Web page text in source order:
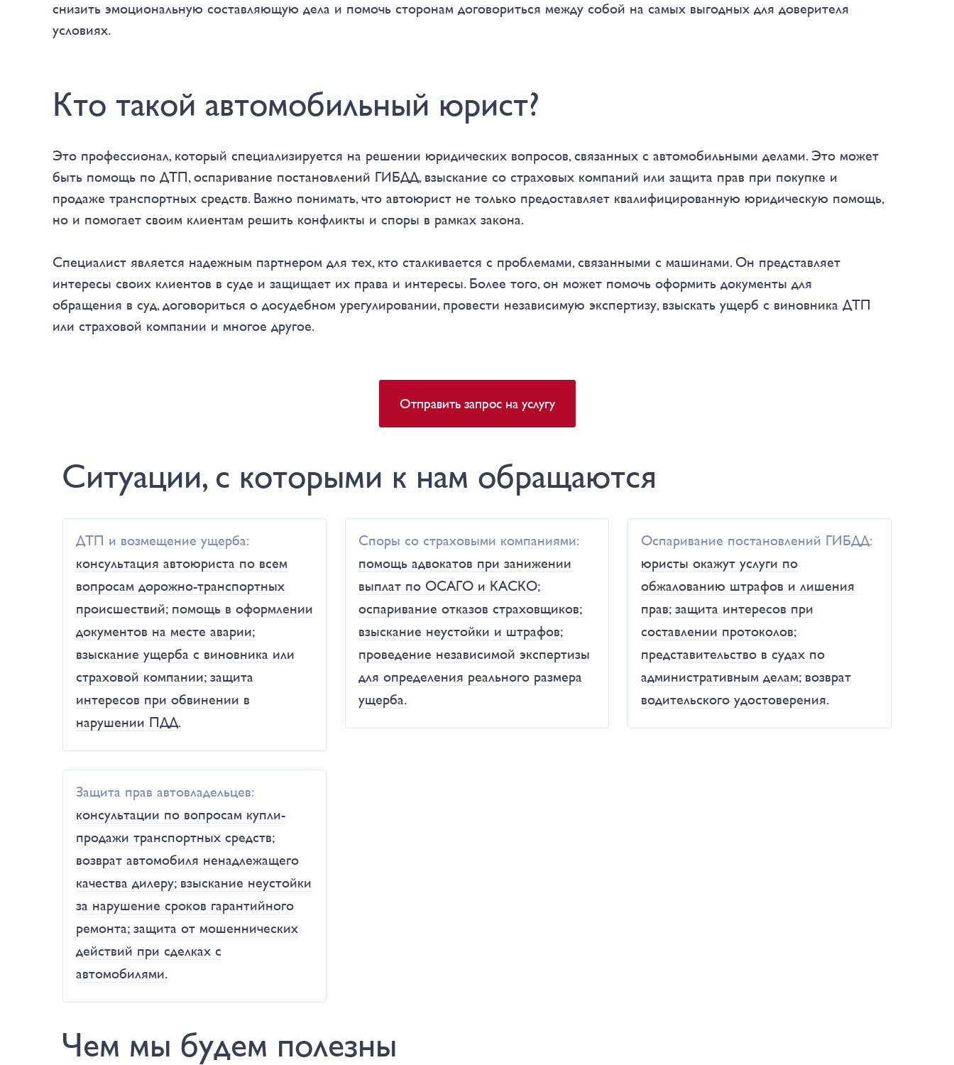
снизить эмоциональную составляющую дела и помочь сторонам договориться между собой на самых выгодных для доверителя
условиях.
Кто такой автомобильный юрист?
Это профессионал, который специализируется на решении юридических вопросов, связанных с автомобильными делами. Это может
быть помощь по ДТП, оспаривание постановлений ГИБДД, взыскание со страховых компаний или защита прав при покупке и
продаже транспортных средств. Важно понимать, что автоюрист не только предоставляет квалифицированную юридическую помощь,
но и помогает своим клиентам решить конфликты и споры в рамках закона.
Специалист является надежным партнером для тех, кто сталкивается с проблемами, связанными с машинами. Он представляет
интересы своих клиентов в суде и защищает их права и интересы. Более того, он может помочь оформить документы для
обращения в суд, договориться о досудебном урегулировании, провести независимую экспертизу, взыскать ущерб с виновника ДТП
или страховой компании и многое другое.
Отправить запрос на услугу
Ситуации, с которыми к нам обращаются
ДТП и возмещение ущерба:
консультация автоюриста по всем
вопросам дорожно-транспортных
происшествий; помощь в оформлении
документов на месте аварии;
взыскание ущерба с виновника или
страховой компании; защита
интересов при обвинении в
нарушении ПДД.
Защита прав автовладельцев:
консультации по вопросам купли-
продажи транспортных средств;
возврат автомобиля ненадлежащего
качества дилеру; взыскание неустойки
за нарушение сроков гарантийного
ремонта; защита от мошеннических
действий при сделках с
автомобилями.
Споры со страховыми компаниями:
помощь адвокатов при занижении
выплат по ОСАГО и КАСКО;
оспаривание отказов страховщиков;
взыскание неустойки и штрафов;
проведение независимой экспертизы
для определения реального размера
ущерба.
Оспаривание постановлений ГИБДД:
юристы окажут услуги по
обжалованию штрафов и лишения
прав; защита интересов при
составлении протоколов;
представительство в судах по
административным делам; возврат
водительского удостоверения.
Чем мы будем полезны